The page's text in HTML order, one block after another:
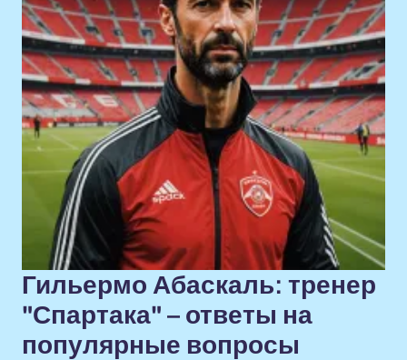
Гильермо Абаскаль: тренер
"Спартака" – ответы на
популярные вопросы